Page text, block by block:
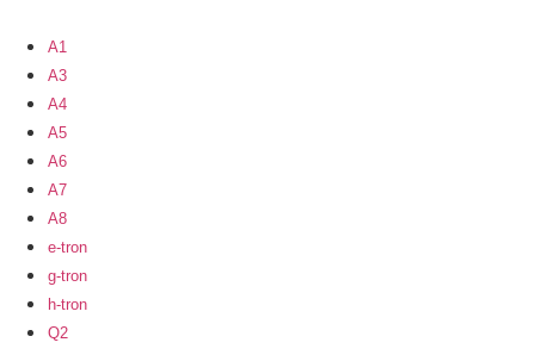
A1
A3
A4
A5
A6
A7
A8
e-tron
g-tron
h-tron
Q2